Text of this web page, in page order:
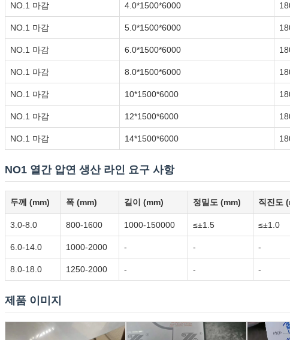
NO.1 마감 4.0*1500*6000
NO.1 마감 5.0*1500*6000
NO.1 마감 6.0*1500*6000
NO.1 마감 8.0*1500*6000
NO.1 마감 10*1500*6000
NO.1 마감 12*1500*6000
NO.1 마감 14*1500*6000
NO1 열간 압연 생산 라인 요구 사항
두께 (mm) 폭 (mm) 길이 (mm) 정밀도 (mm) 직진도
3.0-8.0 800-1600 1000-150000 ≤±1.5 ≤±1.0
6.0-14.0 1000-2000 - - -
8.0-18.0 1250-2000 - - -
제품 이미지